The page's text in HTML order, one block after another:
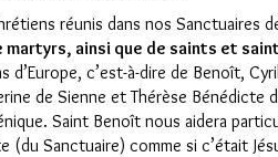
réunis dans nos Sanctuaires
martyrs, ainsi que de saints et
d’Europe, c’est-à-dire de Benoît,
de Sienne et Thérèse Bénédicte
Saint Benoît nous aidera
(du Sanctuaire) comme si c’était